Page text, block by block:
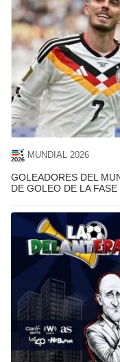
MUNDIAL 2026
GOLEADORES DEL
DE GOLEO DE LA